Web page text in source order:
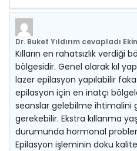
Dr. Buket Yıldırım cevapladı
Kılların en rahatsızlık verdiği
bölgesidir. Genel olarak kıl
lazer epilasyon yapılabilir
epilasyon için en inatçı
seanslar gelebilme ihtimalini
gerekebilir. Ekstra kıllanma
durumunda hormonal
Epilasyon işleminin doku